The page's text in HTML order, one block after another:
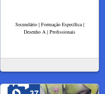
Secundário | Formação Específica |
Desenho A | Profissionais